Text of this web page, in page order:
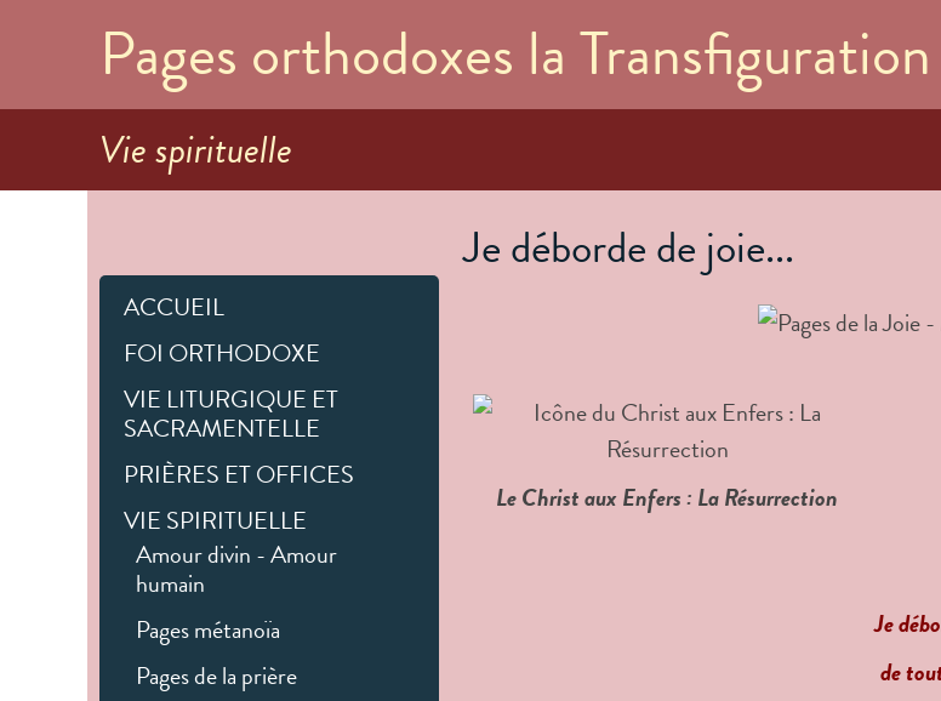
contenu
principal
Pages orthodoxes la Transfiguration
Vie spirituelle
ACCUEIL
FOI ORTHODOXE
VIE LITURGIQUE ET
SACRAMENTELLE
PRIÈRES ET OFFICES
VIE SPIRITUELLE
Amour divin - Amour
humain
Pages métanoïa
Pages de la prière
Je déborde de joie...
Le Christ aux Enfers : La Résurrection
Je
de